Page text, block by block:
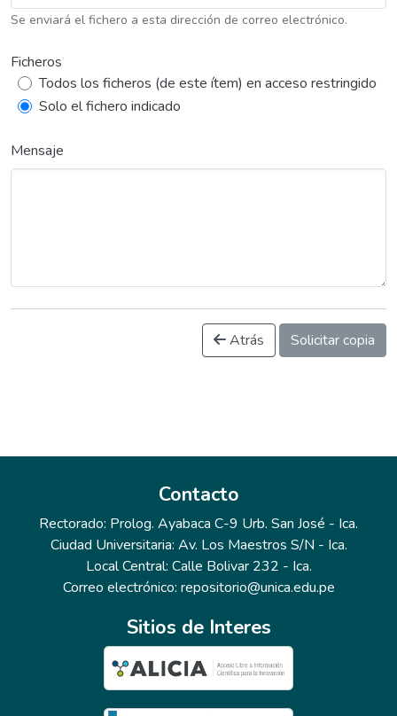
Se enviará el fichero a esta dirección de correo electrónico.
Ficheros
Todos los ficheros (de este ítem) en acceso restringido
Solo el fichero indicado
Mensaje
Atrás Solicitar copia
Contacto
Rectorado: Prolog. Ayabaca C-9 Urb. San José - Ica.
Ciudad Universitaria: Av. Los Maestros S/N - Ica.
Local Central: Calle Bolivar 232 - Ica.
Correo electrónico: repositorio@unica.edu.pe
Sitios de Interes